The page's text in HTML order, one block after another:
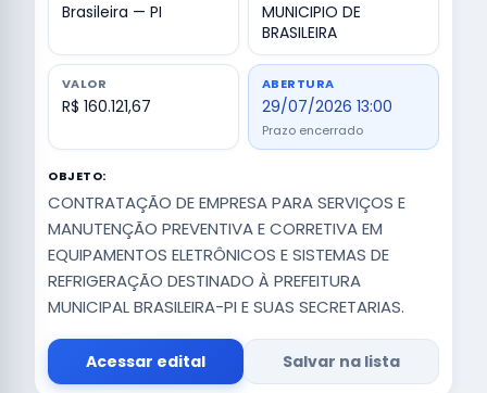
Brasileira — PI
MUNICIPIO DE
BRASILEIRA
VALOR
R$ 160.121,67
ABERTURA
29/07/2026 13:00
Prazo encerrado
OBJETO:
CONTRATAÇÃO DE EMPRESA PARA SERVIÇOS E
MANUTENÇÃO PREVENTIVA E CORRETIVA EM
EQUIPAMENTOS ELETRÔNICOS E SISTEMAS DE
REFRIGERAÇÃO DESTINADO À PREFEITURA
MUNICIPAL BRASILEIRA-PI E SUAS SECRETARIAS.
Acessar edital Salvar na lista